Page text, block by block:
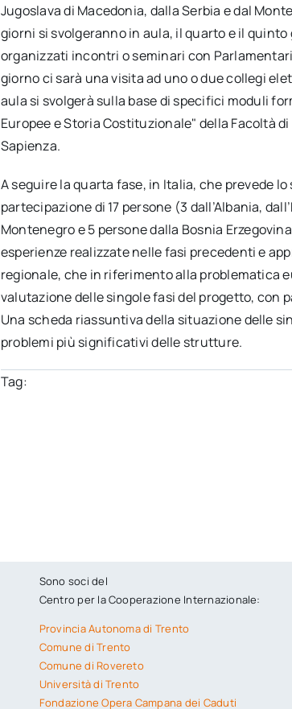
Jugoslava di Macedonia, dalla Serbia e dal
giorni si svolgeranno in aula, il quarto e il
organizzati incontri o seminari con
giorno ci sarà una visita ad uno o due collegi
aula si svolgerà sulla base di specifici moduli
Europee e Storia Costituzionale" della Facoltà
Sapienza.
A seguire la quarta fase, in Italia, che prevede
partecipazione di 17 persone (3 dall’Albania,
Montenegro e 5 persone dalla Bosnia
esperienze realizzate nelle fasi precedenti e
regionale, che in riferimento alla problematica
valutazione delle singole fasi del progetto, con
Una scheda riassuntiva della situazione delle
problemi più significativi delle strutture.
Tag:
Sono soci del
Centro per la Cooperazione Internazionale:
Provincia Autonoma di Trento
Comune di Trento
Comune di Rovereto
Università di Trento
Fondazione Opera Campana dei Caduti